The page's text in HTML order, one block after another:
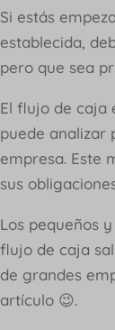
Si estás
establecida,
pero que sea
El flujo de caja
puede analizar
empresa. Este
sus
Los pequeños
flujo de caja
de grandes
artículo 😉.